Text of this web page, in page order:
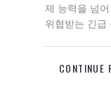
제 능력을 넘
위협받는 긴
CONTINUE